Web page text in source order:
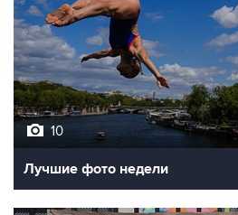
10
Лучшие фото недели